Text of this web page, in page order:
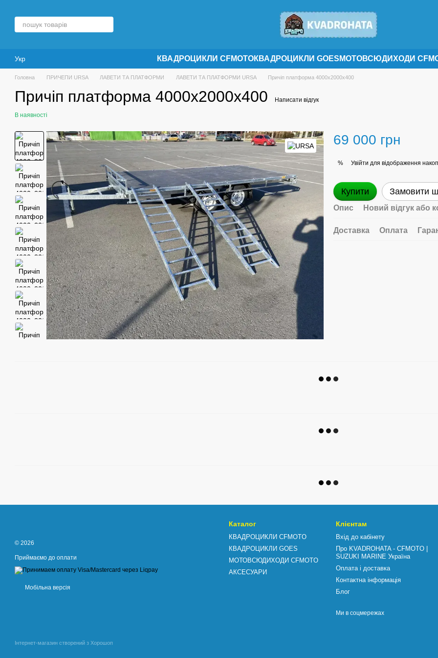
Укр КВАДРОЦИКЛИ CFMOTOКВАДРОЦИКЛИ GOES МОТОВСЮДИХОДИ
Головна ПРИЧЕПИ URSA ЛАВЕТИ ТА ПЛАТФОРМИ ЛАВЕТИ ТА ПЛАТФОРМИ URSA Причіп платформа 4000х2000х400
Причіп платформа 4000х2000х400 Написати відгук
В наявності
69 000 грн
% Увійти для відображення
Купити Замовити
Опис Новий відгук або
Доставка Оплата
© 2026
Приймаємо до оплати
Мобільна версія
Інтернет-магазин створений з Хорошоп
Каталог
КВАДРОЦИКЛИ CFMOTO
КВАДРОЦИКЛИ GOES
МОТОВСЮДИХОДИ CFMOTO
АКСЕСУАРИ
Клієнтам
Вхід до кабінету
Про KVADROHATA - CFMOTO |
SUZUKI MARINE Україна
Оплата і доставка
Контактна інформація
Блог
Ми в соцмережах